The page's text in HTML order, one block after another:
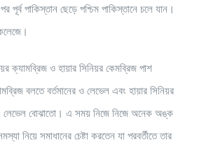
পূর্ব পাকিস্তান ছেড়ে পশ্চিম পাকিস্তানে চলে যান।
ক্যামব্রিজ ও হায়ার সিনিয়র কেমব্রিজ পাশ
বলতে বর্তমানের ও লেভেল এবং হায়ার সিনিয়র
লেভেল বোঝাতো। এ সময় নিজে নিজে অনেক অঙ্ক
নিয়ে সমাধানের চেষ্টা করতেন যা পরবর্তীতে তার